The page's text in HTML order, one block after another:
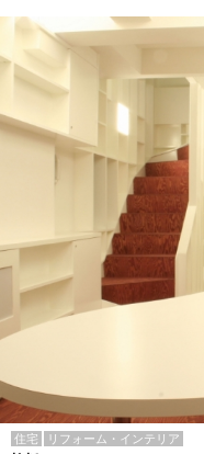
住宅 リフォーム・インテリア